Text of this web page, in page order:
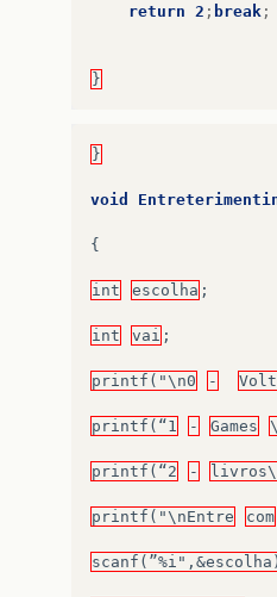
return 2 ; break ;
}
}
void
{
int escolha ;
int vai ;
printf("\n0 -
printf(“1 - Games
printf(“2 -
printf("\nEntre com
scanf(”%i",&escolha)